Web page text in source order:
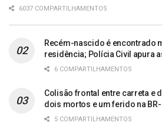
6037 COMPARTILHAMENTOS
Recém-nascido é encontrado
residência; Polícia Civil apura
6 COMPARTILHAMENTOS
Colisão frontal entre carreta e
dois mortos e um ferido na
5 COMPARTILHAMENTOS